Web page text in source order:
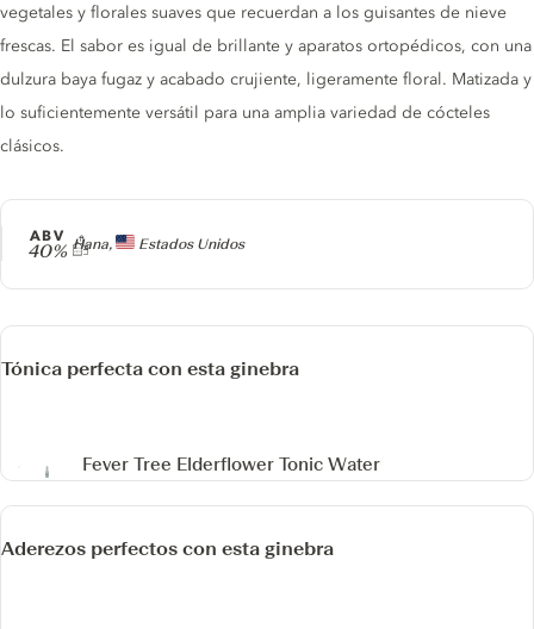
Producer
Hana, Estados Unidos
ABV
40%
vegetales y florales suaves que recuerdan a los guisantes de nieve
frescas. El sabor es igual de brillante y aparatos ortopédicos, con una
dulzura baya fugaz y acabado crujiente, ligeramente floral. Matizada y
lo suficientemente versátil para una amplia variedad de cócteles
clásicos.
Tónica perfecta con esta ginebra
Fever Tree Elderflower Tonic Water
Aderezos perfectos con esta ginebra